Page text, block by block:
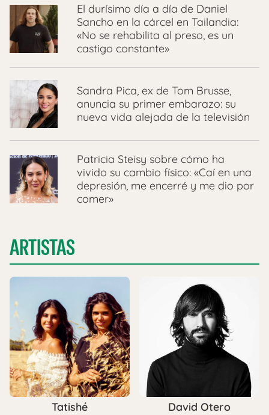
El durísimo día a día de Daniel
Sancho en la cárcel en Tailandia:
«No se rehabilita al preso, es un
castigo constante»
Sandra Pica, ex de Tom Brusse,
anuncia su primer embarazo: su
nueva vida alejada de la televisión
Patricia Steisy sobre cómo ha
vivido su cambio físico: «Caí en una
depresión, me encerré y me dio por
comer»
ARTISTAS
Tatishé David Otero